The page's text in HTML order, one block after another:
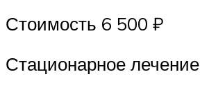
Стоимость 6 500 ₽
Стационарное лечение